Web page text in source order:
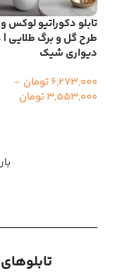
تابلو دکوراتیو لوکس
طرح گل و برگ طلایی |
دیواری شیک
6,273,000تومان –
3,553,000تومان